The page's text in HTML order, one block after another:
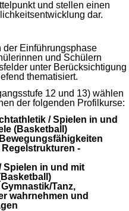
und stellen einen
dar.
der Einführungsphase
und Schülern
unter Berücksichtigung
thematisiert.
12 und 13) wählen
der folgenden Profilkurse:
/ Spielen in und
(Basketball)
-
Spielen in und mit
Tanz,
wahrnehmen und